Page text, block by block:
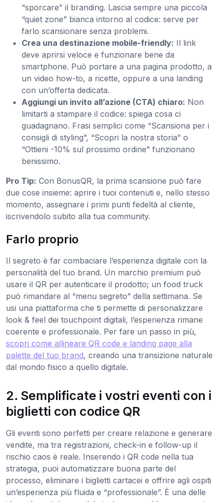
“sporcare” il branding. Lascia sempre una piccola
“quiet zone” bianca intorno al codice: serve per
farlo scansionare senza problemi.
Crea una destinazione mobile-friendly: Il link
deve aprirsi veloce e funzionare bene da
smartphone. Può portare a una pagina prodotto, a
un video how-to, a ricette, oppure a una landing
con un’offerta dedicata.
Aggiungi un invito all’azione (CTA) chiaro: Non
limitarti a stampare il codice: spiega cosa ci
guadagnano. Frasi semplici come “Scansiona per i
consigli di styling”, “Scopri la nostra storia” o
“Ottieni -10% sul prossimo ordine” funzionano
benissimo.
Pro Tip: Con BonusQR, la prima scansione può fare
due cose insieme: aprire i tuoi contenuti e, nello stesso
momento, assegnare i primi punti fedeltà al cliente,
iscrivendolo subito alla tua community.
Farlo proprio
Il segreto è far combaciare l’esperienza digitale con la
personalità del tuo brand. Un marchio premium può
usare il QR per autenticare il prodotto; un food truck
può rimandare al “menu segreto” della settimana. Se
usi una piattaforma che ti permette di personalizzare
look & feel dei touchpoint digitali, l’esperienza rimane
coerente e professionale. Per fare un passo in più,
scopri come allineare QR code e landing page alla
palette del tuo brand, creando una transizione naturale
dal mondo fisico a quello digitale.
2. Semplificate i vostri eventi con i
biglietti con codice QR
Gli eventi sono perfetti per creare relazione e generare
vendite, ma tra registrazioni, check-in e follow-up il
rischio caos è reale. Inserendo i QR code nella tua
strategia, puoi automatizzare buona parte del
processo, eliminare i biglietti cartacei e offrire agli ospiti
un’esperienza più fluida e “professionale”. È una delle